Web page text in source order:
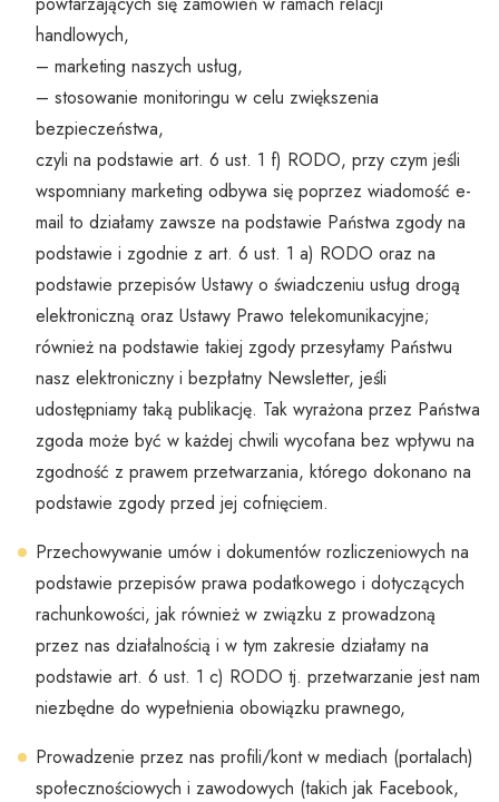
handlowych,
– marketing naszych usług,
– stosowanie monitoringu w celu zwiększenia
bezpieczeństwa,
czyli na podstawie art. 6 ust. 1 f) RODO, przy czym jeśli
wspomniany marketing odbywa się poprzez wiadomość e-
mail to działamy zawsze na podstawie Państwa zgody na
podstawie i zgodnie z art. 6 ust. 1 a) RODO oraz na
podstawie przepisów Ustawy o świadczeniu usług drogą
elektroniczną oraz Ustawy Prawo telekomunikacyjne;
również na podstawie takiej zgody przesyłamy Państwu
nasz elektroniczny i bezpłatny Newsletter, jeśli
udostępniamy taką publikację. Tak wyrażona przez Państwa
zgoda może być w każdej chwili wycofana bez wpływu na
zgodność z prawem przetwarzania, którego dokonano na
podstawie zgody przed jej cofnięciem.
Przechowywanie umów i dokumentów rozliczeniowych na
podstawie przepisów prawa podatkowego i dotyczących
rachunkowości, jak również w związku z prowadzoną
przez nas działalnością i w tym zakresie działamy na
podstawie art. 6 ust. 1 c) RODO tj. przetwarzanie jest nam
niezbędne do wypełnienia obowiązku prawnego,
Prowadzenie przez nas profili/kont w mediach (portalach)
społecznościowych i zawodowych (takich jak Facebook,